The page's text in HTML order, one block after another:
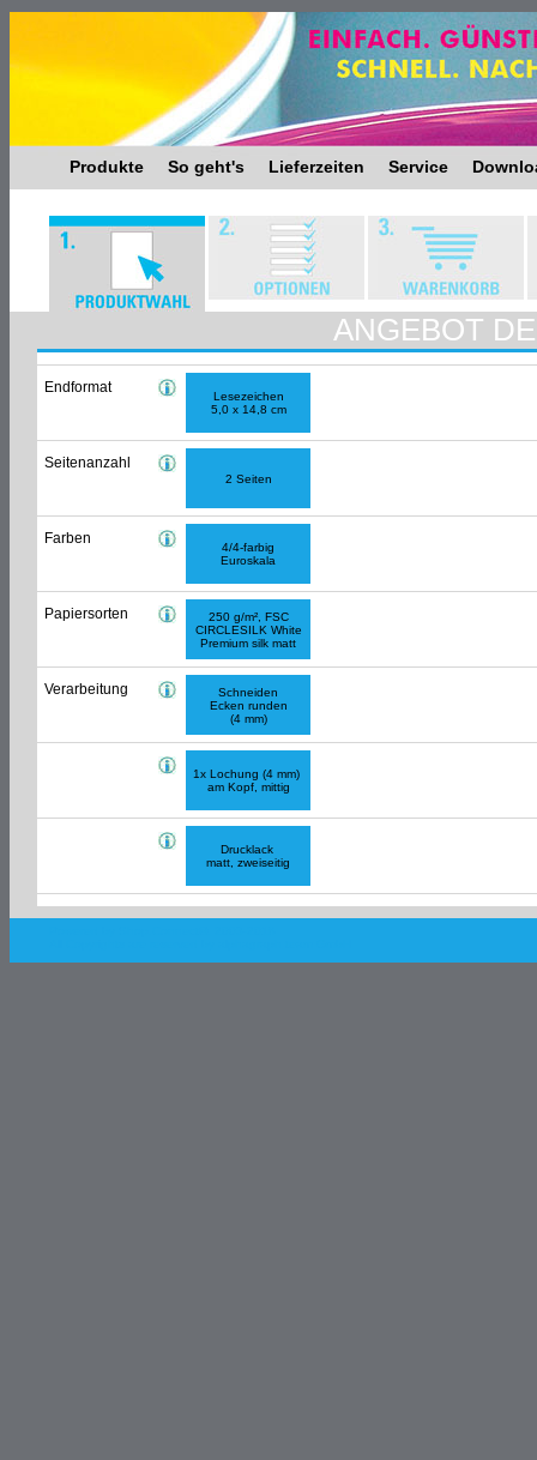
Produkte So geht's Lieferzeiten Service
ANGEBOT
Endformat
Lesezeichen
5,0 x 14,8 cm
Seitenanzahl
2 Seiten
Farben
4/4-farbig
Euroskala
Papiersorten
250 g/m², FSC
CIRCLESILK White
Premium silk matt
Verarbeitung
Schneiden
Ecken runden
(4 mm)
1x Lochung (4 mm)
am Kopf, mittig
Drucklack
matt, zweiseitig